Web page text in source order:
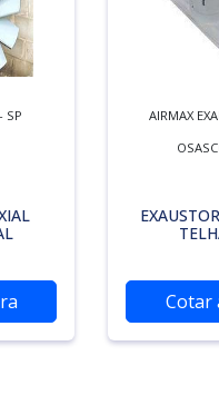
SP
AIRMAX
Cotar